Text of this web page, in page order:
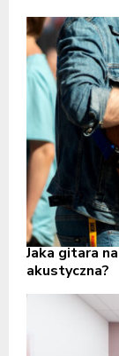
Jaka gitara
akustyczna?